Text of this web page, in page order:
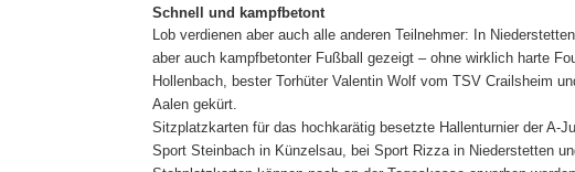
Schnell und kampfbetont
Lob verdienen aber auch alle anderen Teilnehmer: In
aber auch kampfbetonter Fußball gezeigt – ohne wirklich harte
Hollenbach, bester Torhüter Valentin Wolf vom TSV Crailsheim
Aalen gekürt.
Sitzplatzkarten für das hochkarätig besetzte Hallenturnier der A-
Sport Steinbach in Künzelsau, bei Sport Rizza in Niederstetten